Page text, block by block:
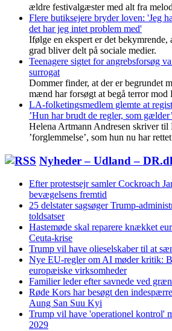
ældre festivalgæster med alt fra
Flere butiksejere bryder loven: 'Jeg
det har jeg intet problem med'
Ifølge en ekspert er det bekymrende,
grad bliver delt på sociale medier.
Teenagere sigtet for angrebsforsøg
surrogat
Dommer finder, at der er begrundet
mænd har forsøgt at begå terror mod
LA-folketingsmedlem glemte at
’Hun har brudt de regler, som gælder’
Helena Artmann Andresen skriver til
’forglemmelse’, som hun nu har
Nyheder – Udland –
Efter protestsejr samler Cockroach
bevægelsens fremtid
25 delstater sagsøger Trump-
toldsatser
Hastemøde skal reparere knækket
Ceuta-krise
Trump vil have olieselskaber til at
Nye EU-regler om AI møder kritik:
europæiske virksomheder
Familier leder efter savnede ved
Røde Kors har besøgt den
Aung San Suu Kyi
Trump vil have 'operationel kontrol'
2029